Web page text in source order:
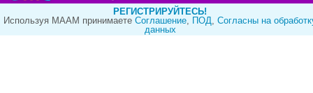
РЕГИСТРИРУЙТЕСЬ!
Используя МААМ принимаете Cоглашение, ПОД, Согласны на
данных